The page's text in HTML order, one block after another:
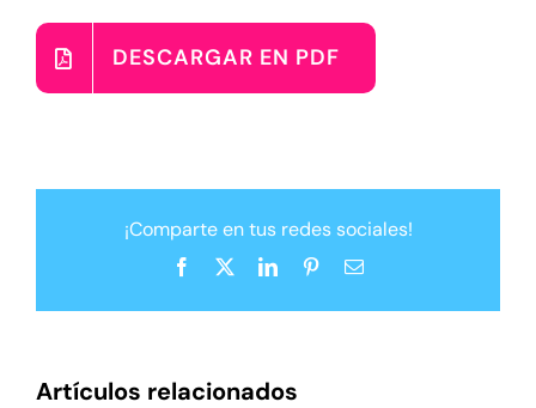
DESCARGAR EN PDF
¡Comparte en tus redes sociales!
Facebook LinkedInPinterestCorreo
Artículos relacionados